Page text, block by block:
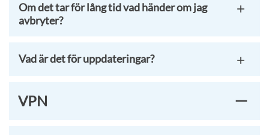
Om det tar för lång tid vad händer om jag
avbryter?
Vad är det för uppdateringar?
VPN